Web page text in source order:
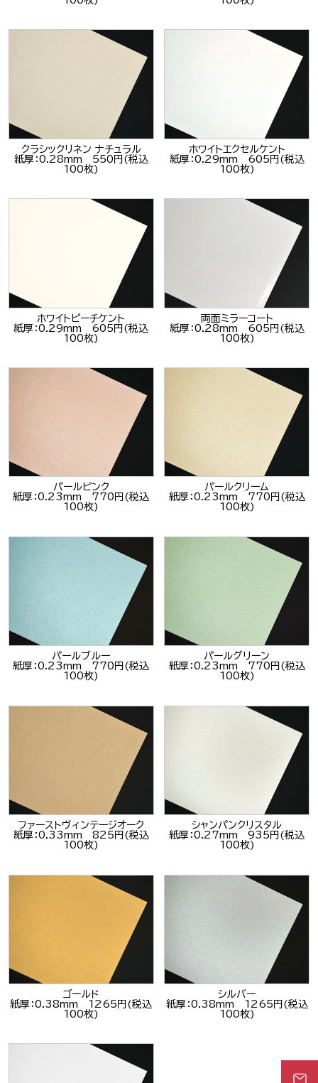
クラシックリネン ナチュラル
紙厚：0.28mm 550円(税込
100枚)
ホワイトエクセルケント
紙厚：0.29mm 605円(税込
100枚)
ホワイトピーチケント
紙厚：0.29mm 605円(税込
100枚)
両面ミラーコート
紙厚：0.28mm 605円(税込
100枚)
パールピンク
紙厚：0.23mm 770円(税込
100枚)
パールクリーム
紙厚：0.23mm 770円(税込
100枚)
パールブルー
紙厚：0.23mm 770円(税込
100枚)
パールグリーン
紙厚：0.23mm 770円(税込
100枚)
ファーストヴィンテージオーク
紙厚：0.33mm 825円(税込
100枚)
シャンパンクリスタル
紙厚：0.27mm 935円(税込
100枚)
ゴールド
紙厚：0.38mm 1265円(税込
100枚)
シルバー
紙厚：0.38mm 1265円(税込
100枚)